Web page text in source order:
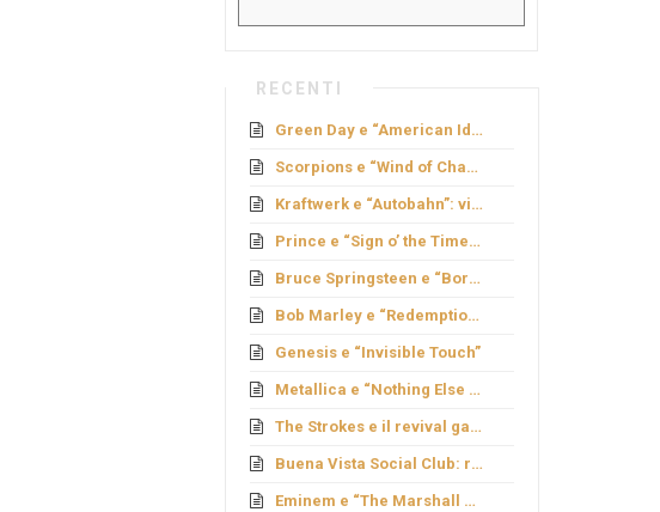
RECENTI
Green Day e “American Idiot”: rock politico
Scorpions e “Wind of Change”: caduta del Muro
Kraftwerk e “Autobahn”: viaggio elettronico
Prince e “Sign o’ the Times”: genio e provocazione
Bruce Springsteen e “Born to Run”: sogno americano
Bob Marley e “Redemption Song”
Genesis e “Invisible Touch”
Metallica e “Nothing Else Matters”: ballata metal
The Strokes e il revival garage
Buena Vista Social Club: rinascita cubana
Eminem e “The Marshall Mathers LP”